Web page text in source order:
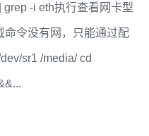
-i eth执行查看网卡型
命令没有网，只能通过配
sr1 /media/ cd